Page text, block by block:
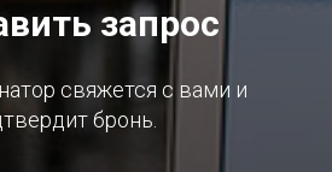
запрос
свяжется с вами и
бронь.